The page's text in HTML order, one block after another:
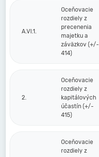
A.VI.1.
Oceňovacie
rozdiely z
precenenia
majetku a
záväzkov (+/-
414)
2.
Oceňovacie
rozdiely z
kapitálových
účastín (+/-
415)
Oceňovacie
rozdiely z